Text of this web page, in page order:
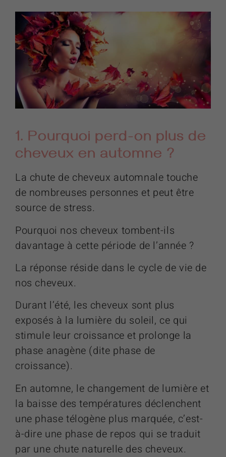
1. Pourquoi perd-on plus de
cheveux en automne ?
La chute de cheveux automnale touche
de nombreuses personnes et peut être
source de stress.
Pourquoi nos cheveux tombent-ils
davantage à cette période de l’année ?
La réponse réside dans le cycle de vie de
nos cheveux.
Durant l’été, les cheveux sont plus
exposés à la lumière du soleil, ce qui
stimule leur croissance et prolonge la
phase anagène (dite phase de
croissance).
En automne, le changement de lumière et
la baisse des températures déclenchent
une phase télogène plus marquée, c’est-
à-dire une phase de repos qui se traduit
par une chute naturelle des cheveux.